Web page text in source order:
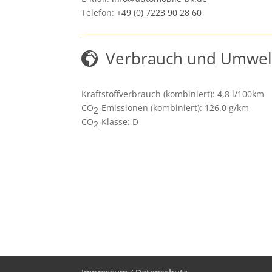
Telefon:+49 (0) 7223 90 28 60
Verbrauch und
Kraftstoffverbrauch (kombiniert):4,8 l/100km
CO2-Emissionen (kombiniert): 126.0 g/km
CO2-Klasse: D